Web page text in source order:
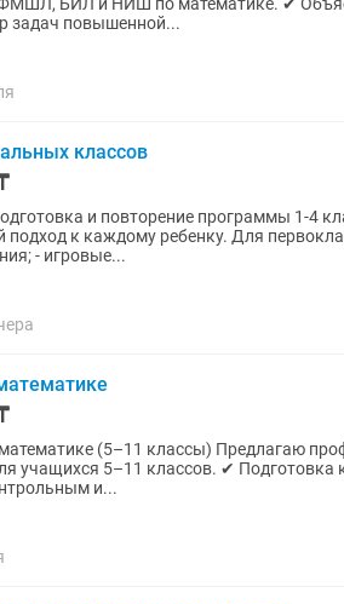
задач повышенной...
классов
и повторение программы 1-4
Для первоклассников: - развитие речи, внимания,
- игровые...
(5–11 классы) Предлагаю
учащихся 5–11 классов. ✔
и...